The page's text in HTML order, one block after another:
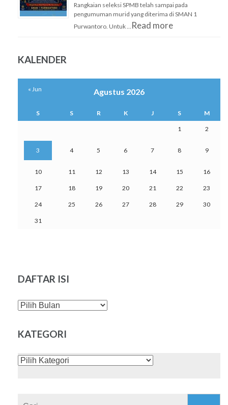
Rangkaian seleksi SPMB telah sampai pada
pengumuman murid yang diterima di SMAN 1
Purwantoro. Untuk …
Read more
KALENDER
Agustus 2026
S S R K J S M
1 2
3 4 5 6 7 8 9
10 11 12 13 14 15 16
17 18 19 20 21 22 23
24 25 26 27 28 29 30
31
« Jun
DAFTAR ISI
DAFTAR
KATEGORI
KATEGORI